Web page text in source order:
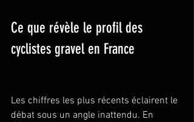
Ce que révèle le profil des
cyclistes gravel en France
Les chiffres les plus récents éclairent le
débat sous un angle inattendu. En